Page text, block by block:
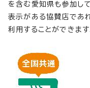
を含む愛知県も参加し
表示がある協賛店であ
利用することができます